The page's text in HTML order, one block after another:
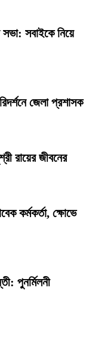
সবাইকে নিয়ে
জেলা প্রশাসক
রায়ের জীবনের
কর্মকর্তা, ক্ষোভে
পুনর্মিলনী